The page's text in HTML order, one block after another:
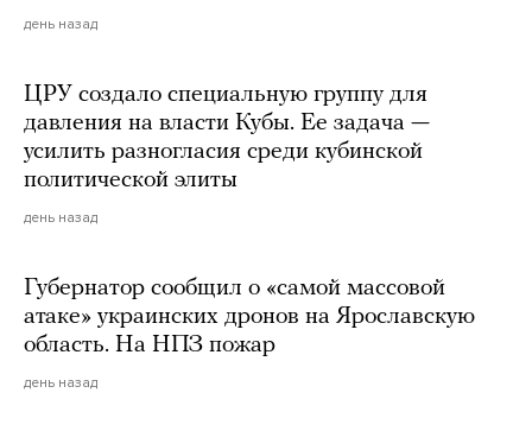
день назад
ЦРУ создало специальную группу для
давления на власти Кубы. Ее задача —
усилить разногласия среди кубинской
политической элиты
день назад
Губернатор сообщил о «самой массовой
атаке» украинских дронов на Ярославскую
область. На НПЗ пожар
день назад